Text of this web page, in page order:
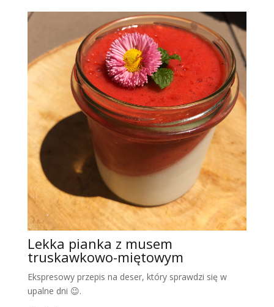
Lekka pianka z musem
truskawkowo-miętowym
Ekspresowy przepis na deser, który sprawdzi się w
upalne dni 😉.